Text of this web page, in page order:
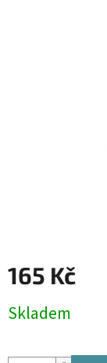
165 Kč
cena:
Skladem